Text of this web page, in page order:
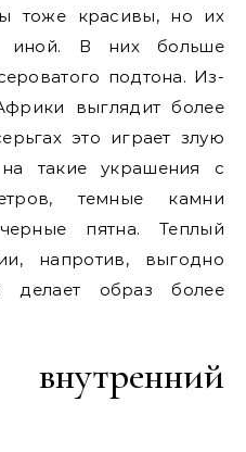
тоже красивы, но их
иной. В них больше
подтона. Из-
выглядит более
это играет злую
такие украшения с
темные камни
пятна. Теплый
напротив, выгодно
делает образ более